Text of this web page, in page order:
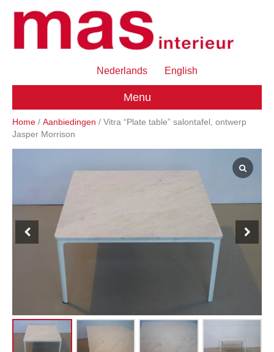
Nederlands English
Menu
Home / Aanbiedingen / Vitra “Plate table” salontafel, ontwerp
Jasper Morrison